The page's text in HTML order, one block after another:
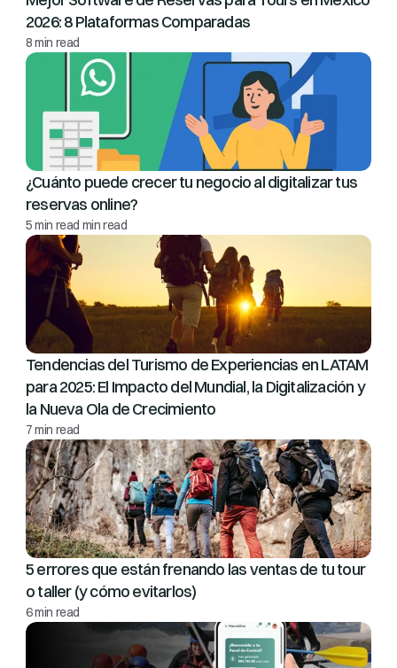
2026: 8 Plataformas Comparadas
8 min read
¿Cuánto puede crecer tu negocio al digitalizar tus
reservas online?
5 min read min read
Tendencias del Turismo de Experiencias en LATAM
para 2025: El Impacto del Mundial, la Digitalización y
la Nueva Ola de Crecimiento
7 min read
5 errores que están frenando las ventas de tu tour
o taller (y cómo evitarlos)
6 min read